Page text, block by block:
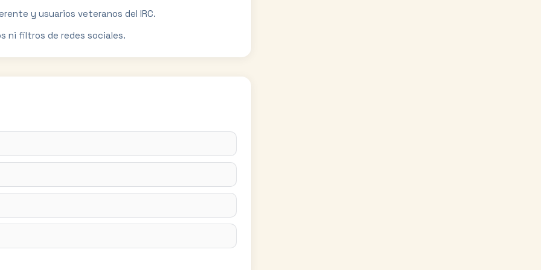
y usuarios veteranos del IRC.
ni filtros de redes sociales.